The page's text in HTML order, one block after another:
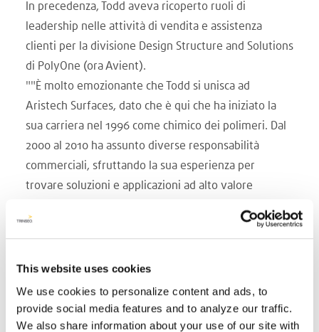
This website uses cookies
We use cookies to personalize content and ads, to
provide social media features and to analyze our traffic.
We also share information about your use of our site with
In precedenza, Todd aveva ricoperto ruoli di
leadership nelle attività di vendita e assistenza
clienti per la divisione Design Structure and Solutions
di PolyOne (ora Avient).
""È molto emozionante che Todd si unisca ad
Aristech Surfaces, dato che è qui che ha iniziato la
sua carriera nel 1996 come chimico dei polimeri. Dal
2000 al 2010 ha assunto diverse responsabilità
commerciali, sfruttando la sua esperienza per
trovare soluzioni e applicazioni ad alto valore
Peter Allread, Direttore Generale Commerciale
""Ho tenuto d'occhio Aristech Surfaces nel corso
degli anni. ""Ho tenuto d'occhio Aristech Surfaces nel
corso degli anni. I proprietari e il team dirigenziale di
Aristech hanno svolto un lavoro incredibile